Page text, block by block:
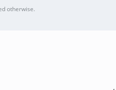
otherwise.